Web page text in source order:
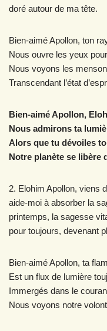
doré autour de ma tête.
Bien-aimé Apollon, ton
Nous ouvre les yeux
Nous voyons les
Transcendant l’état
Bien-aimé Apollon,
Nous admirons ta
Alors que tu dévoiles
Notre planète se libère
2. Elohim Apollon, viens
aide-moi à absorber la
printemps, la sagesse
pour toujours, devenant
Bien-aimé Apollon, ta
Est un flux de lumière
Immergés dans le
Nous voyons notre